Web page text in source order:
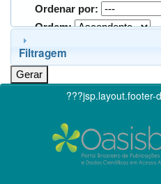
Ordenar por:
Ordem:
Filtragem
???jsp.layout.footer-